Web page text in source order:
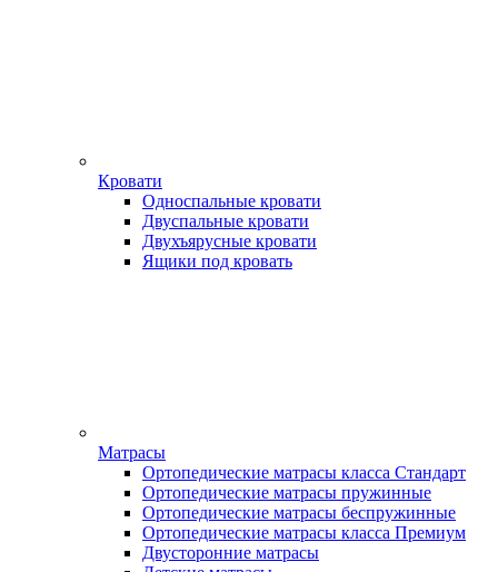
Кровати
Односпальные кровати
Двуспальные кровати
Двухъярусные кровати
Ящики под кровать
Матрасы
Ортопедические матрасы класса Стандарт
Ортопедические матрасы пружинные
Ортопедические матрасы беспружинные
Ортопедические матрасы класса Премиум
Двусторонние матрасы